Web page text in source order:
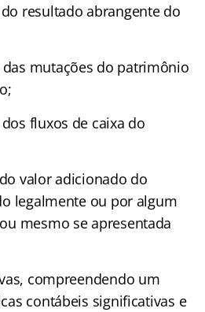
resultado abrangente do
mutações do patrimônio
fluxos de caixa do
valor adicionado do
legalmente ou por algum
mesmo se apresentada
compreendendo um
contábeis significativas e